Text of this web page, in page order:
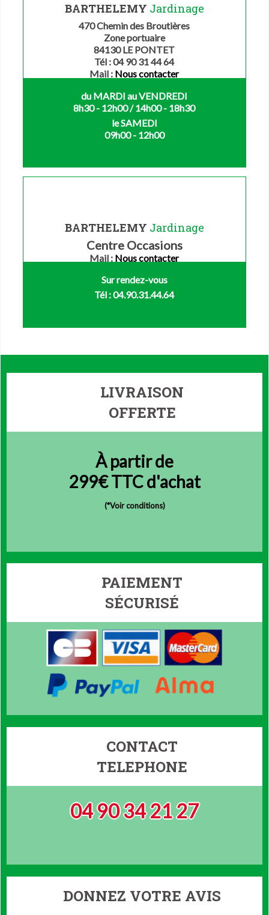
BARTHELEMY Jardinage
470 Chemin des Broutières
Zone portuaire
84130 LE PONTET
Tél : 04 90 31 44 64
Mail : Nous contacter
du MARDI au VENDREDI
8h30 - 12h00 / 14h00 - 18h30
le SAMEDI
09h00 - 12h00
BARTHELEMY Jardinage
Centre Occasions
Mail : Nous contacter
Sur rendez-vous
Tél : 04.90.31.44.64
LIVRAISON
OFFERTE
À partir de
299€ TTC d'achat
(*Voir conditions)
PAIEMENT
SÉCURISÉ
CONTACT
TELEPHONE
04 90 34 21 27
DONNEZ VOTRE AVIS